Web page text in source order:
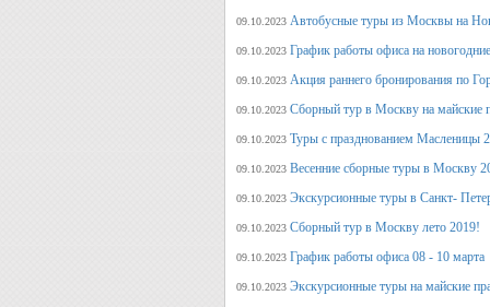
09.10.2023 Автобусные туры из Москвы на
09.10.2023 График работы офиса на
09.10.2023 Акция раннего бронирования по
09.10.2023 Сборный тур в Москву на майские
09.10.2023 Туры с празднованием Масленицы
09.10.2023 Весенние сборные туры в Москву
09.10.2023 Экскурсионные туры в Санкт-
09.10.2023 Сборный тур в Москву лето 2019!
09.10.2023 График работы офиса 08 - 10 марта
09.10.2023 Экскурсионные туры на майские